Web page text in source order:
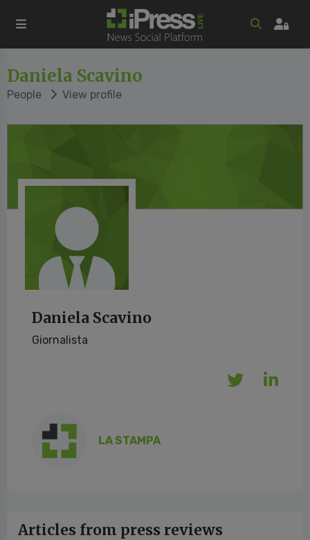
Daniela Scavino
People View profile
Daniela Scavino
Giornalista
LA STAMPA
Articles from press reviews